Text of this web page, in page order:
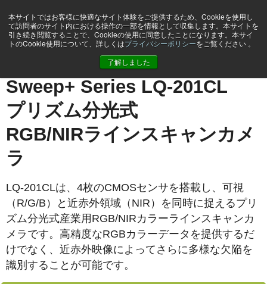
本サイトではお客様に快適なサイト体験をご提供するため、Cookieを使用し
て訪問者のサイト内における操作の一部を情報として収集します。本サイトを
引き続き閲覧することで、Cookieの使用に同意したことになります。本サイ
トのCookie使用について、詳しくはプライバシーポリシーをご覧ください 。
了解しました
Sweep+ Series LQ-201CL
プリズム分光式
RGB/NIRラインスキャンカメ
ラ
LQ-201CLは、4枚のCMOSセンサを搭載し、可視
（R/G/B）と近赤外領域（NIR）を同時に捉えるプリ
ズム分光式産業用RGB/NIRカラーラインスキャンカ
メラです。高精度なRGBカラーデータを提供するだ
けでなく、近赤外映像によってさらに多様な欠陥を
識別することが可能です。